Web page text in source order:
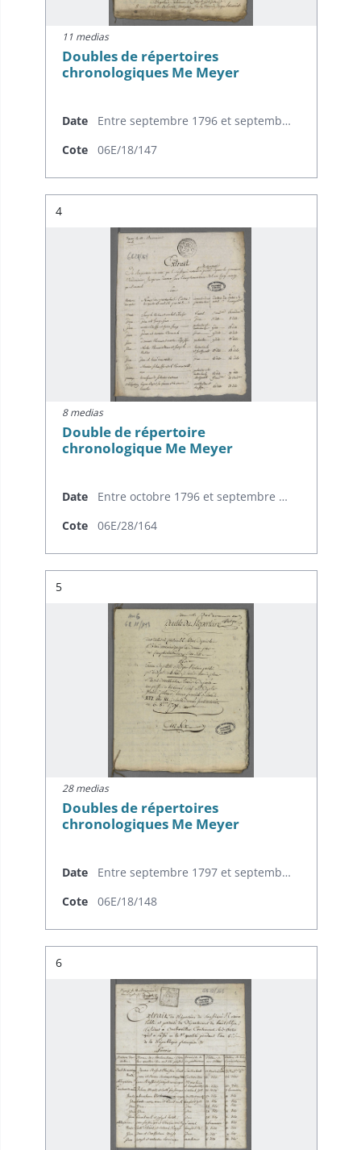
11 medias
Doubles de répertoires
chronologiques Me Meyer
Date
Entre septembre 1796 et septembre 1797
Cote
06E/18/147
Résultat n°
4
8 medias
Double de répertoire
chronologique Me Meyer
Date
Entre octobre 1796 et septembre 1797
Cote
06E/28/164
Résultat n°
5
28 medias
Doubles de répertoires
chronologiques Me Meyer
Date
Entre septembre 1797 et septembre 1798
Cote
06E/18/148
Résultat n°
6